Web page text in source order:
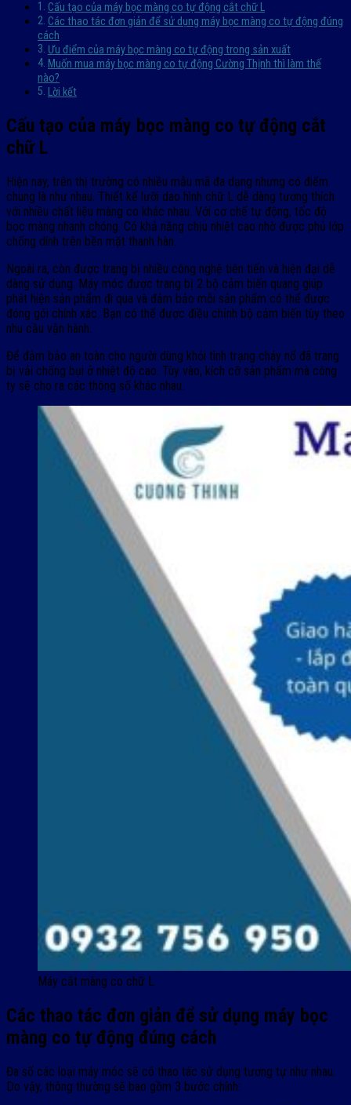
Cấu tạo của máy bọc màng co tự động cắt chữ L
Các thao tác đơn giản để sử dụng máy bọc màng co tự động đúng
cách
Ưu điểm của máy bọc màng co tự động trong sản xuất
Muốn mua máy bọc màng co tự động Cường Thịnh thì làm thế
nào?
Lời kết
Cấu tạo của máy bọc màng co tự động cắt
chữ L
Hiện nay, trên thị trường có nhiều mẫu mã đa dạng nhưng có điểm
chung là như nhau. Thiết kế lưỡi dao hình chữ L dễ dàng tương thích
với nhiều chất liệu màng co khác nhau. Với cơ chế tự động, tốc độ
bọc màng nhanh chóng. Có khả năng chịu nhiệt cao nhờ được phủ lớp
chống dính trên bền mặt thanh hàn.
Ngoài ra, còn được trang bị nhiều công nghệ tiên tiến và hiện đại dễ
dàng sử dụng. Máy móc được trang bị 2 bộ cảm biến quang giúp
phát hiện sản phẩm đi qua và đảm bảo mỗi sản phẩm có thể được
đóng gói chính xác. Bạn có thể được điều chỉnh bộ cảm biến tùy theo
nhu cầu vận hành.
Để đảm bảo an toàn cho người dùng khỏi tình trạng cháy nổ đã trang
bị vải chống bụi ở nhiệt độ cao. Tùy vào, kích cỡ sản phẩm mà công
ty sẽ cho ra các thông số khác nhau.
Máy cắt màng co chữ L
Các thao tác đơn giản để sử dụng máy bọc
màng co tự động đúng cách
Đa số các loại máy móc sẽ có thao tác sử dụng tương tự như nhau.
Do vậy, thông thường sẽ bao gồm 3 bước chính: